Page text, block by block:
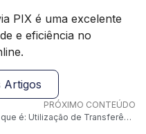
PIX é uma excelente
e eficiência no
Artigos
PRÓXIMO CONTEÚDO
O que é: Utilização de Transferências Internacionais